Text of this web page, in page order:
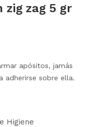
zig zag 5 gr
apósitos, jamás
adherirse sobre ella.
Higiene